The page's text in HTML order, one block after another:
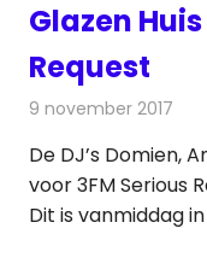
Glazen
Request
9 november 2017
De DJ’s Domien,
voor 3FM Serious
Dit is vanmiddag